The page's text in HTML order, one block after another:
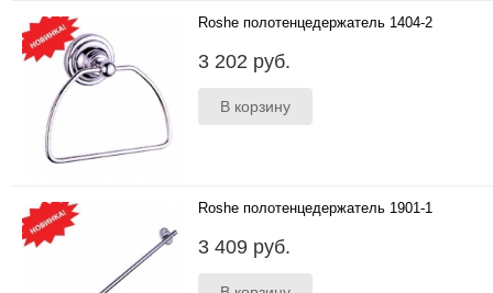
Roshe полотенцедержатель 1404-2
3 202 руб.
Roshe полотенцедержатель 1901-1
3 409 руб.